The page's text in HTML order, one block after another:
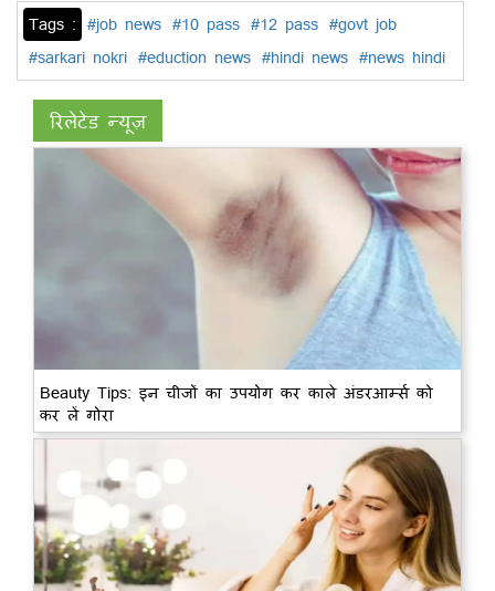
Tags : #job news #10 pass #12 pass #govt job
#sarkari nokri #eduction news #hindi news #news hindi
रिलेटेड न्यूज़
Beauty Tips: इन चीजों का उपयोग कर काले अंडरआर्म्स को
कर लें गोरा